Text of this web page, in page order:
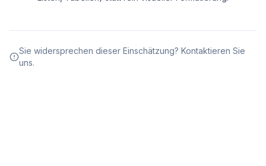
Sie widersprechen dieser Einschätzung? Kontaktieren Sie
uns.